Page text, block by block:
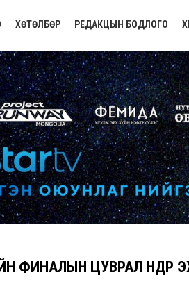
ХӨТӨЛБӨР РЕДАКЦЫН БОДЛОГО
ФИНАЛЫН ЦУВРАЛ ӨНӨӨДӨР